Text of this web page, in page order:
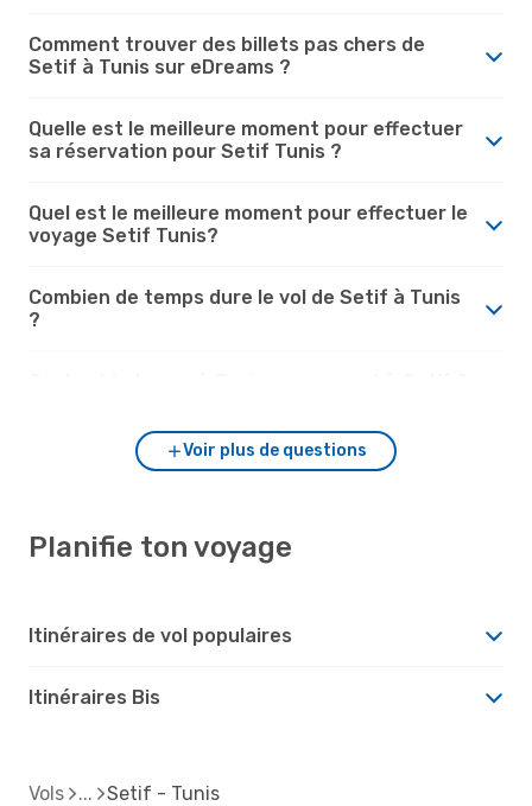
Comment trouver des billets pas chers de
Setif à Tunis sur eDreams ?
Quelle est le meilleure moment pour effectuer
sa réservation pour Setif Tunis ?
Quel est le meilleure moment pour effectuer le
voyage Setif Tunis?
Combien de temps dure le vol de Setif à Tunis
?
Voir plus de questions
Planifie ton voyage
Itinéraires de vol populaires
Itinéraires Bis
Vols Setif - Tunis